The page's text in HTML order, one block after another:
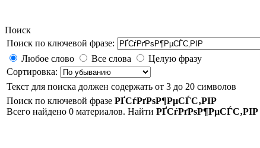
Поиск
Поиск по ключевой фразе:
Любое слово
Все слова
Целую фразу
Сортировка:
Текст для поиска должен содержать от 3 до 20 символов
Поиск по ключевой фразе РҐСѓРґРѕР¶РµСЃС‚РІР
Всего найдено 0 материалов. Найти РҐСѓРґРѕР¶РµСЃС‚РІР